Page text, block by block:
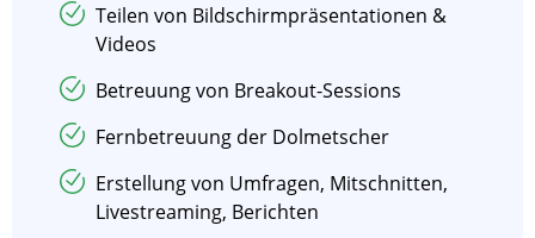
Teilen von Bildschirmpräsentationen &
Videos
Betreuung von Breakout-Sessions
Fernbetreuung der Dolmetscher
Erstellung von Umfragen, Mitschnitten,
Livestreaming, Berichten